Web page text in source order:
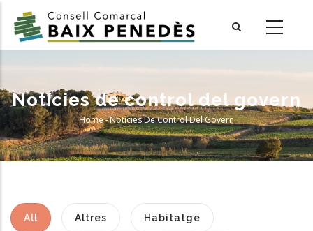
main
Notícies de control del govern
Breadcrumb
Home-Notícies De Control Del Govern
All Altres Habitatge